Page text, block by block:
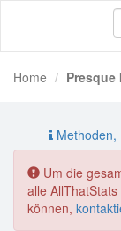
Home Presque
Methoden,
Um die
alle
können,